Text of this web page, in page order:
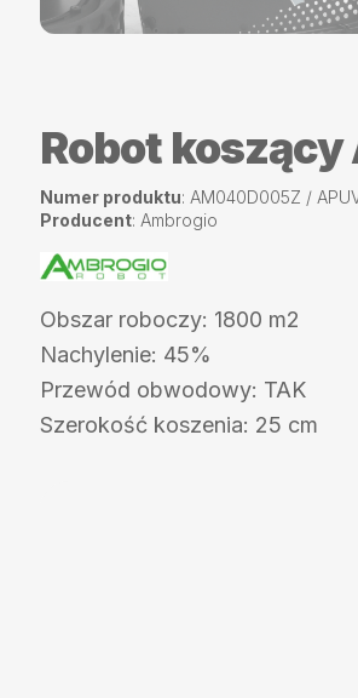
Robot koszący
Numer produktu: AM040D005Z /
Producent: Ambrogio
Obszar roboczy: 1800 m2
Nachylenie: 45%
Przewód obwodowy: TAK
Szerokość koszenia: 25 cm